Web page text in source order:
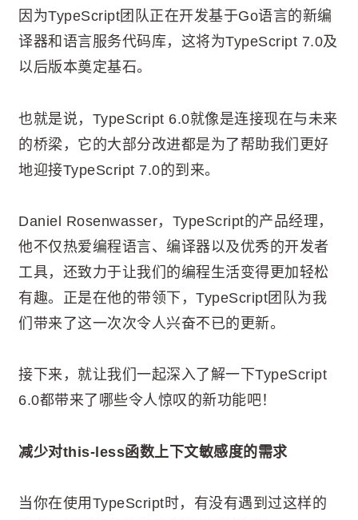
因为TypeScript团队正在开发基于Go语言的新编
译器和语言服务代码库，这将为TypeScript 7.0及
以后版本奠定基石。
也就是说，TypeScript 6.0就像是连接现在与未来
的桥梁，它的大部分改进都是为了帮助我们更好
地迎接TypeScript 7.0的到来。
Daniel Rosenwasser，TypeScript的产品经理，
他不仅热爱编程语言、编译器以及优秀的开发者
工具，还致力于让我们的编程生活变得更加轻松
有趣。正是在他的带领下，TypeScript团队为我
们带来了这一次次令人兴奋不已的更新。
接下来，就让我们一起深入了解一下TypeScript
6.0都带来了哪些令人惊叹的新功能吧！
减少对this-less函数上下文敏感度的需求
当你在使用TypeScript时，有没有遇到过这样的